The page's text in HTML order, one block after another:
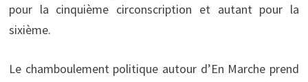
pour la cinquième circonscription et autant pour la
sixième.
Le chamboulement politique autour d’En Marche prend